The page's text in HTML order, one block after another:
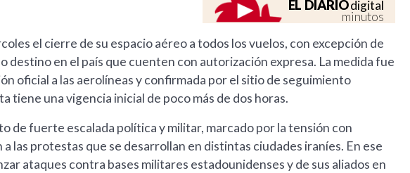
EL DIARIOdigital
minutos
el cierre de su espacio aéreo a todos los vuelos, con excepción de
destino en el país que cuenten con autorización expresa. La medida fue
oficial a las aerolíneas y confirmada por el sitio de seguimiento
tiene una vigencia inicial de poco más de dos horas.
de fuerte escalada política y militar, marcado por la tensión con
a las protestas que se desarrollan en distintas ciudades iraníes. En ese
ataques contra bases militares estadounidenses y de sus aliados en